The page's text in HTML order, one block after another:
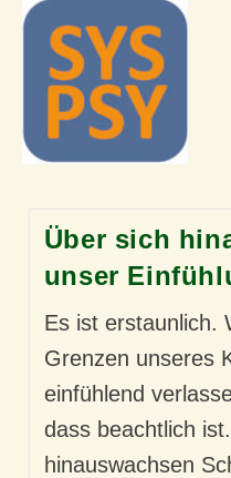
Über sich
unser
Es ist erstaunlich.
Grenzen unseres
einfühlend
dass beachtlich
hinauswachsen